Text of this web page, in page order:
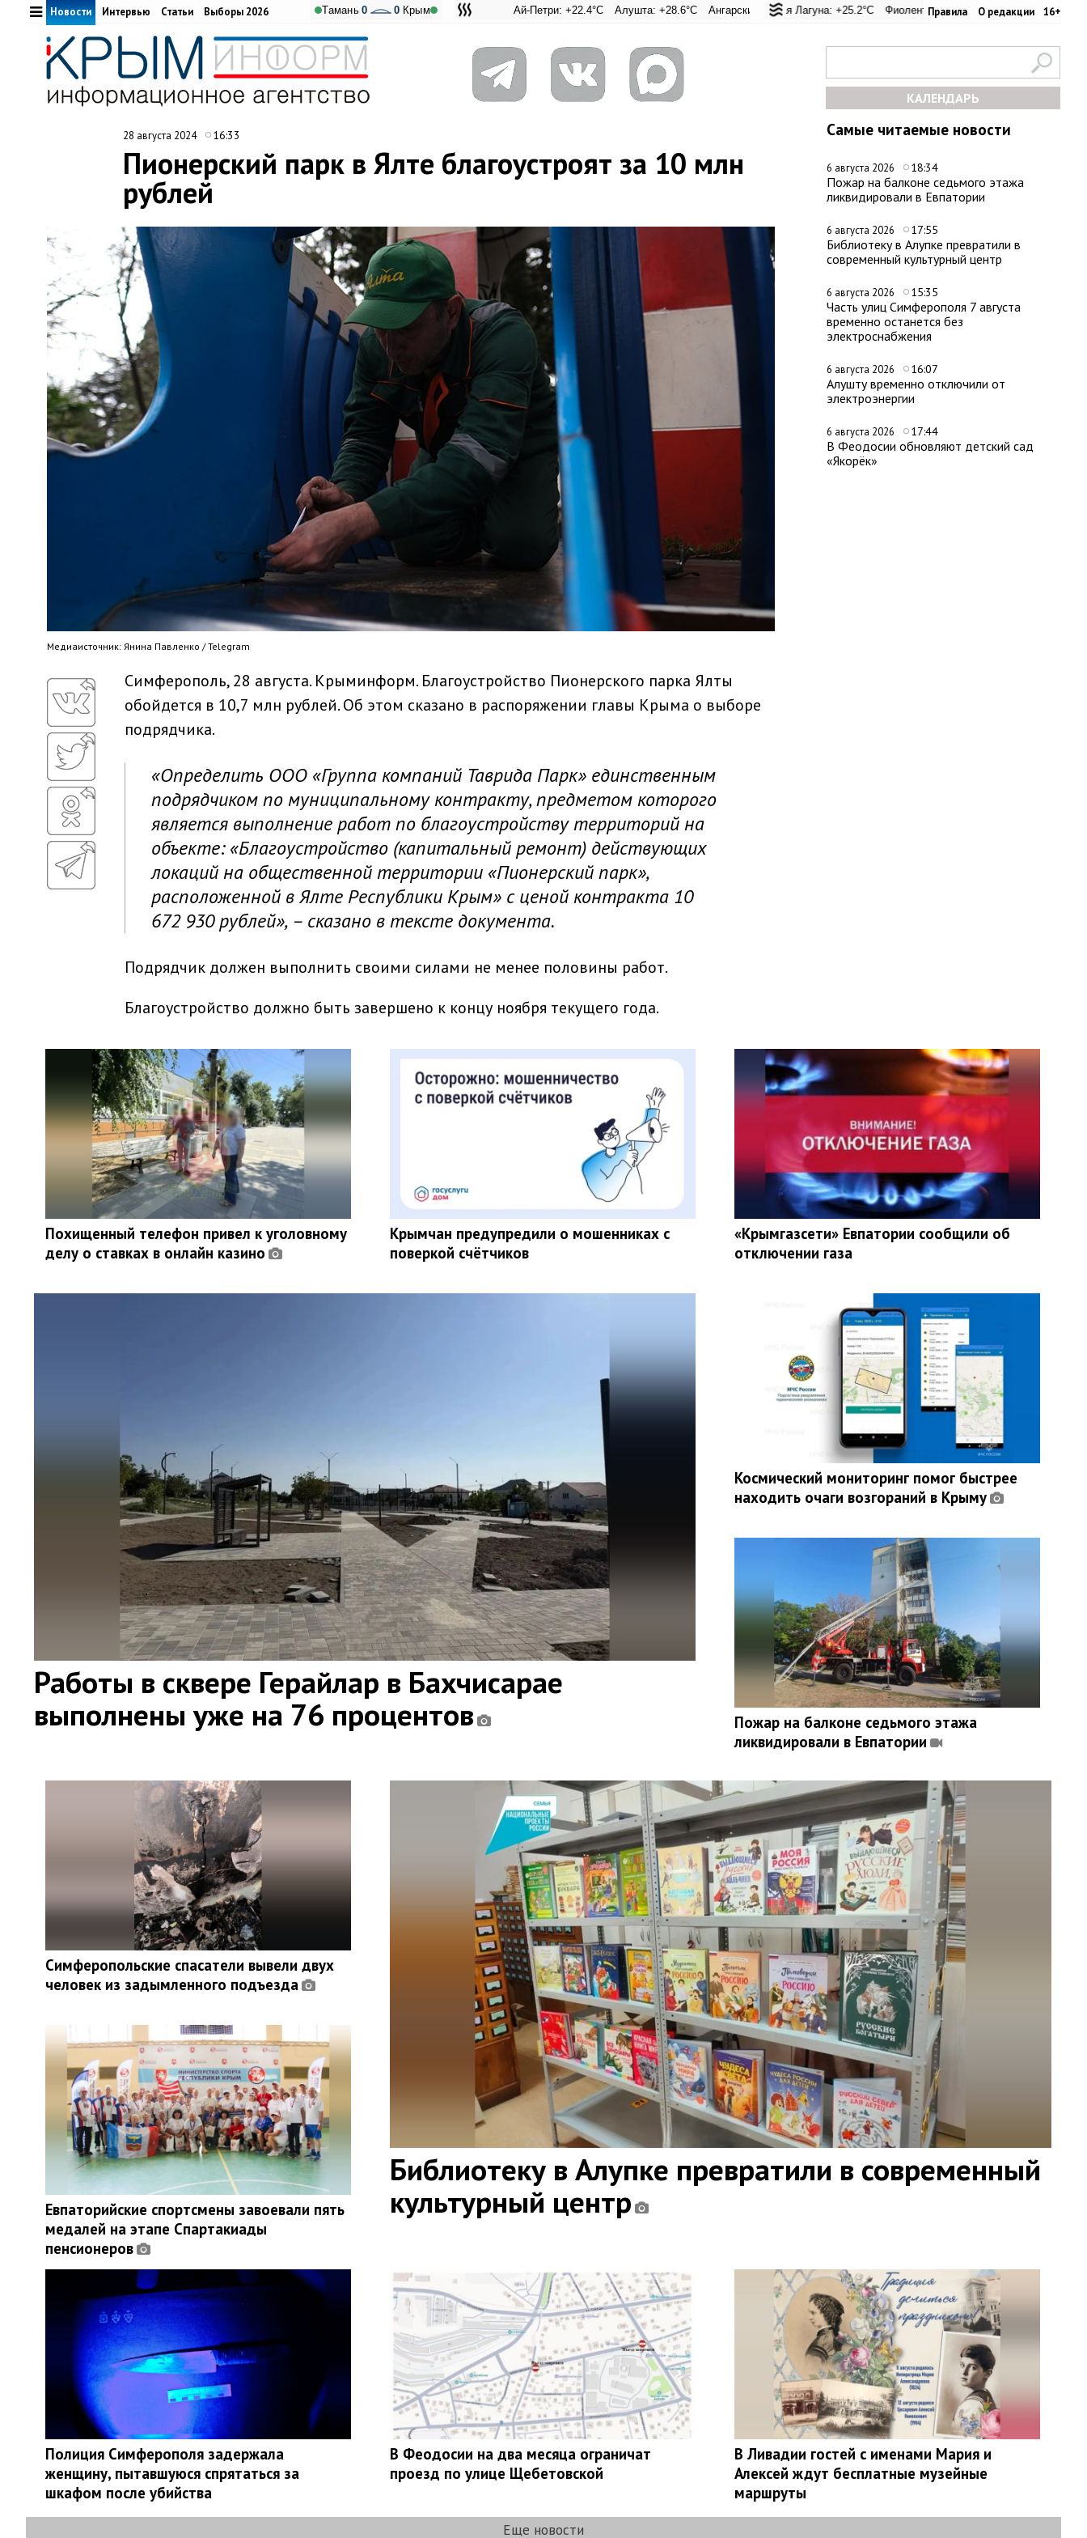
Правила О редакции 16+
Адмиральская Лагуна: +25.2°C Фиолент: +25.4°C Казачья бухта: +25.4°C
Ай-Петри: +22.4°C Алушта: +28.6°C Ангарский перевал: +25.4°C Евпатория: +31.2°C Керчь: +31.1°C Никитский сад:
Тамань 0 0 Крым
Новости Интервью Статьи Выборы 2026
КАЛЕНДАРЬ
Самые читаемые новости
6 августа 2026 18:34
Пожар на балконе седьмого этажа
ликвидировали в Евпатории
6 августа 2026 17:55
Библиотеку в Алупке превратили в
современный культурный центр
6 августа 2026 15:35
Часть улиц Симферополя 7 августа
временно останется без
электроснабжения
6 августа 2026 16:07
Алушту временно отключили от
электроэнергии
6 августа 2026 17:44
В Феодосии обновляют детский сад
«Якорёк»
28 августа 2024 16:33
Пионерский парк в Ялте благоустроят за 10 млн
рублей
Медиaисточник: Янина Павленко / Telegram
Симферополь, 28 августа. Крыминформ. Благоустройство Пионерского парка Ялты
обойдется в 10,7 млн рублей. Об этом сказано в распоряжении главы Крыма о выборе
подрядчика.
«Определить ООО «Группа компаний Таврида Парк» единственным
подрядчиком по муниципальному контракту, предметом которого
является выполнение работ по благоустройству территорий на
объекте: «Благоустройство (капитальный ремонт) действующих
локаций на общественной территории «Пионерский парк»,
расположенной в Ялте Республики Крым» с ценой контракта 10
672 930 рублей», – сказано в тексте документа.
Подрядчик должен выполнить своими силами не менее половины работ.
Благоустройство должно быть завершено к концу ноября текущего года.
Похищенный телефон привел к уголовному
делу о ставках в онлайн казино
Крымчан предупредили о мошенниках с
поверкой счётчиков
«Крымгазсети» Евпатории сообщили об
отключении газа
Работы в сквере Герайлар в Бахчисарае
выполнены уже на 76 процентов
Космический мониторинг помог быстрее
находить очаги возгораний в Крыму
Пожар на балконе седьмого этажа
ликвидировали в Евпатории
Библиотеку в Алупке превратили в современный
культурный центр
Симферопольские спасатели вывели двух
человек из задымленного подъезда
Евпаторийские спортсмены завоевали пять
медалей на этапе Спартакиады
пенсионеров
Полиция Симферополя задержала
женщину, пытавшуюся спрятаться за
шкафом после убийства
В Феодосии на два месяца ограничат
проезд по улице Щебетовской
В Ливадии гостей с именами Мария и
Алексей ждут бесплатные музейные
маршруты
Еще новости